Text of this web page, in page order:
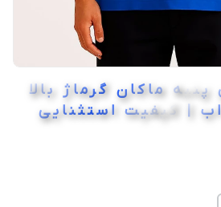
ماکان گرماژ بالا
| کیفیت استثنایی